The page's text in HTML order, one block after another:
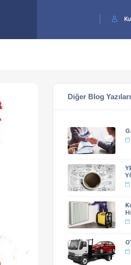
Diğer Blog Yazıları